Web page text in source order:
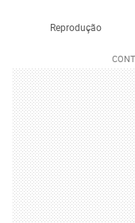
Reprodução